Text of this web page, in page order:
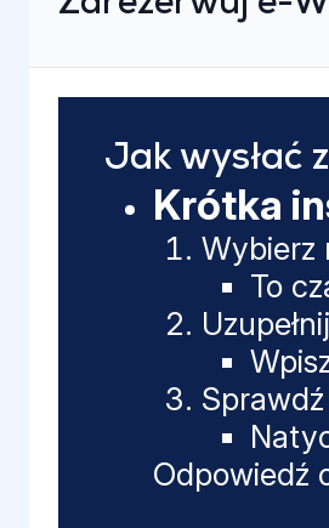
Jak wysłać
Krótka
Wybierz
To
Odpowiedź